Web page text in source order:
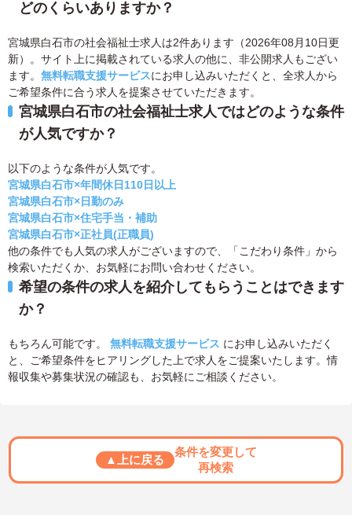
どのくらいありますか？
宮城県白石市の社会福祉士求人は2件あります（2026年08月10日更
新）。サイト上に掲載されている求人の他に、非公開求人もござい
ます。 無料転職支援サービスにお申し込みいただくと、全求人から
ご希望条件に合う求人を提案させていただきます。
宮城県白石市の社会福祉士求人ではどのような条件
が人気ですか？
以下のような条件が人気です。
宮城県白石市×年間休日110日以上
宮城県白石市×日勤のみ
宮城県白石市×住宅手当・補助
宮城県白石市×正社員(正職員)
他の条件でも人気の求人がございますので、「こだわり条件」から
検索いただくか、お気軽にお問い合わせください。
希望の条件の求人を紹介してもらうことはできます
か？
もちろん可能です。 無料転職支援サービス にお申し込みいただく
と、ご希望条件をヒアリングした上で求人をご提案いたします。情
報収集や募集状況の確認も、お気軽にご相談ください。
▲上に戻る
条件を変更して
再検索